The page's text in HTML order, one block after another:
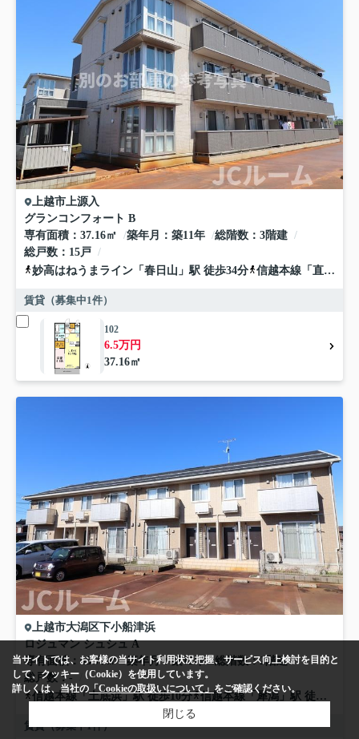
上越市上源入
グランコンフォート B
専有面積
37.16㎡ 築年月 築11年 総階数
3階建
総戸数
15戸
妙高はねうまライン 「 春日山 」駅 徒歩34分 信越本線 「 直江津
賃貸（募集中1件）
102
6.5万円
37.16㎡
上越市大潟区下小船津浜
ロジュマン シュシュ A
専有面積
65.72㎡ 築年月 築12年 総階数
2階建
総戸数
-
信越本線「土底浜」駅 徒歩10分 信越本線「 犀潟 」駅 徒歩22分
賃貸（募集中1件）
当サイトでは、お客様の当サイト利用状況把握、サービス向上検討を目的と
して、クッキー（Cookie）を使用しています。
詳しくは、当社の 「Cookieの取扱いについて」 をご確認ください。
閉じる